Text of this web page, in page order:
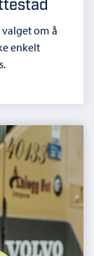
om å
enkelt